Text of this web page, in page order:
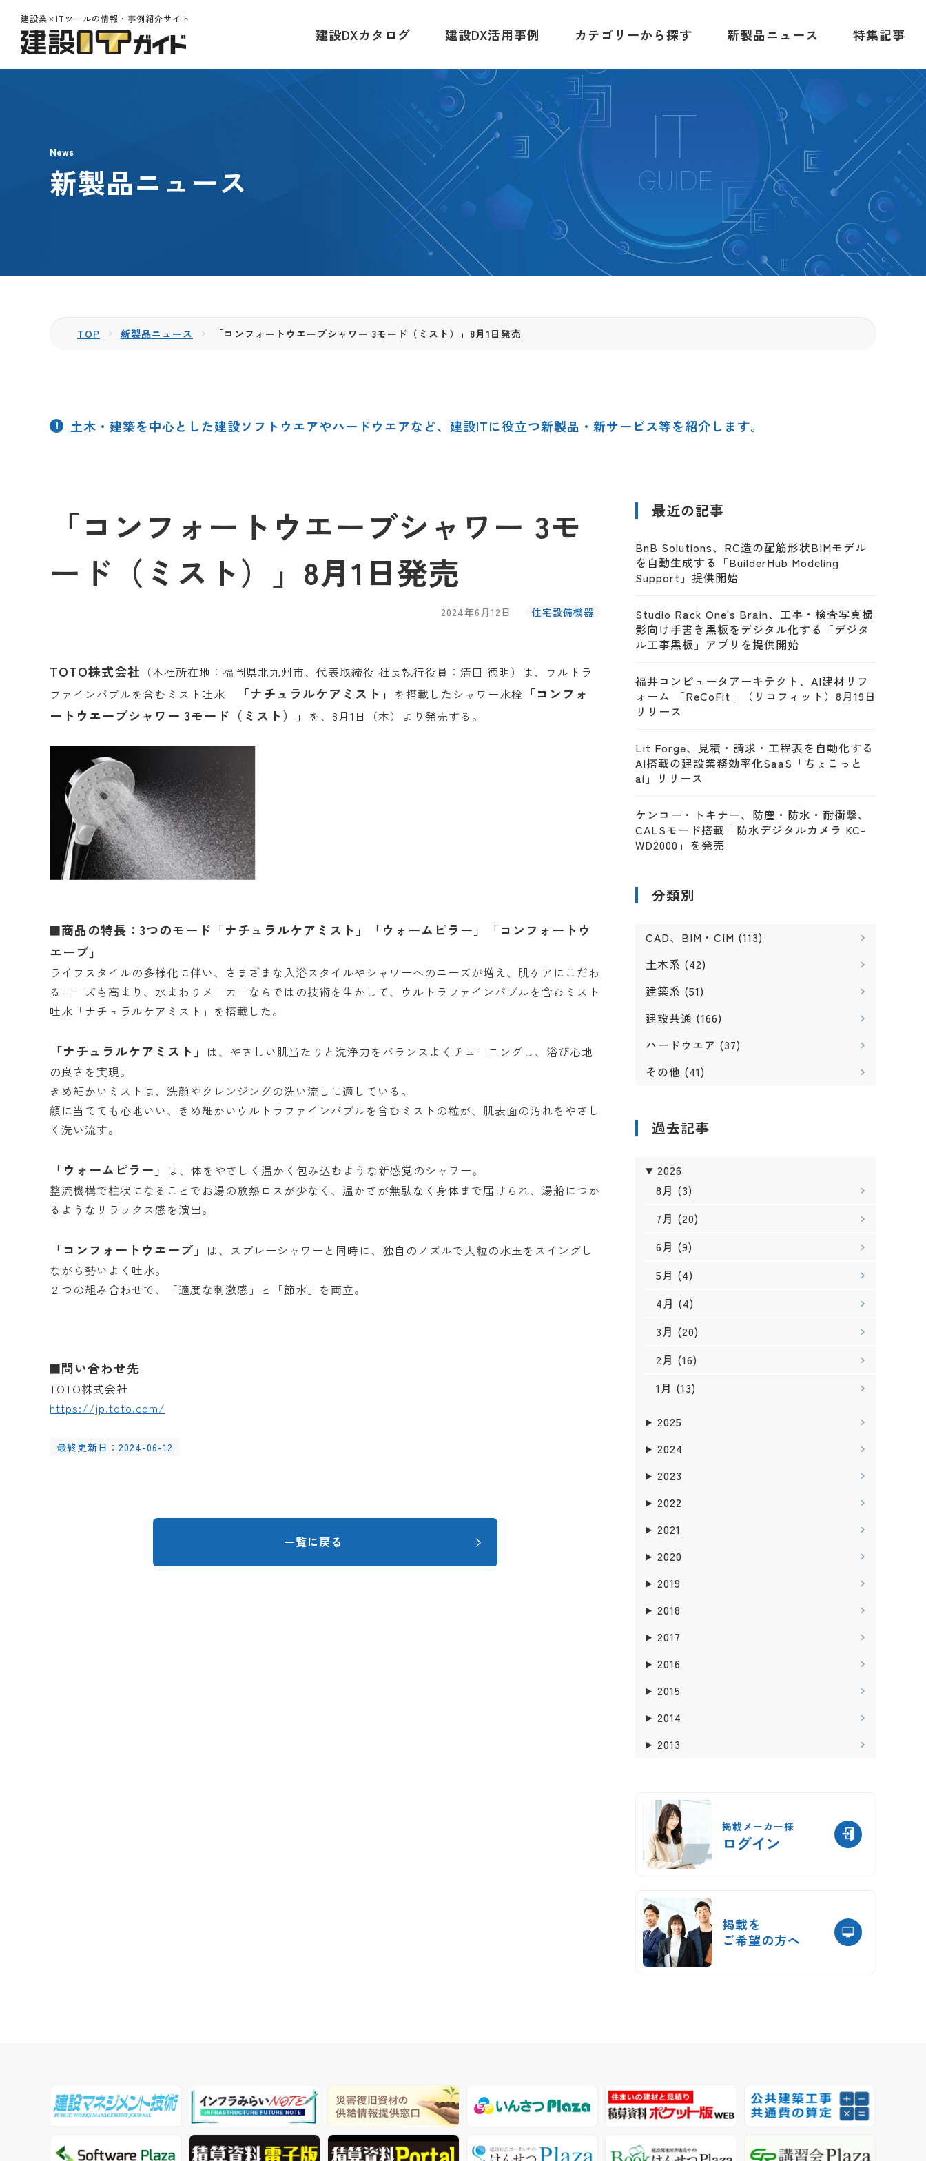
建設業×ITツールの情報・事例紹介サイト
建設DXカタログ 建設DX活用事例 カテゴリーから探す 新製品ニュース 特集記事
News
新製品ニュース
TOP 新製品ニュース 「コンフォートウエーブシャワー 3モード（ミスト）」8月1日発売
土木・建築を中心とした建設ソフトウエアやハードウエアなど、建設ITに役立つ新製品・新サービス等を紹介します。
「コンフォートウエーブシャワー 3モ
ード（ミスト）」8月1日発売
2024年6月12日 住宅設備機器
TOTO株式会社 （本社所在地：福岡県北九州市、代表取締役 社長執行役員：清田 徳明）は、ウルトラ
ファインバブルを含むミスト吐水
「ナチュラルケアミスト」 を搭載したシャワー水栓 「コンフォ
ートウエーブシャワー 3モード（ミスト）」 を、8月1日（木）より発売する。
■商品の特長：3つのモード「ナチュラルケアミスト」「ウォームピラー」「コンフォートウ
エーブ」
ライフスタイルの多様化に伴い、さまざまな入浴スタイルやシャワーへのニーズが増え、肌ケアにこだわ
るニーズも高まり、水まわりメーカーならではの技術を生かして、ウルトラファインバブルを含むミスト
吐水「ナチュラルケアミスト」を搭載した。
「ナチュラルケアミスト」 は、やさしい肌当たりと洗浄力をバランスよくチューニングし、浴び心地
の良さを実現。
きめ細かいミストは、洗顔やクレンジングの洗い流しに適している。
顔に当てても心地いい、きめ細かいウルトラファインバブルを含むミストの粒が、肌表面の汚れをやさし
く洗い流す。
「ウォームピラー」 は、体をやさしく温かく包み込むような新感覚のシャワー。
整流機構で柱状になることでお湯の放熱ロスが少なく、温かさが無駄なく身体まで届けられ、湯船につか
るようなリラックス感を演出。
「コンフォートウエーブ」 は、スプレーシャワーと同時に、独自のノズルで大粒の水玉をスイングし
ながら勢いよく吐水。
２つの組み合わせで、「適度な刺激感」と「節水」を両立。
■問い合わせ先
TOTO株式会社
https://jp.toto.com/
最終更新日：2024-06-12
一覧に戻る
最近の記事
BnB Solutions、RC造の配筋形状BIMモデル
を自動生成する「BuilderHub Modeling
Support」提供開始
Studio Rack One's Brain、工事・検査写真撮
影向け手書き黒板をデジタル化する「デジタ
ル工事黒板」アプリを提供開始
福井コンピュータアーキテクト、AI建材リフ
ォーム 「ReCoFit」（リコフィット）8月19日
リリース
Lit Forge、見積・請求・工程表を自動化する
AI搭載の建設業務効率化SaaS「ちょこっと
ai」リリース
ケンコー・トキナー、防塵・防水・耐衝撃、
CALSモード搭載「防水デジタルカメラ KC-
WD2000」を発売
分類別
CAD、BIM・CIM (113)
土木系 (42)
建築系 (51)
建設共通 (166)
ハードウエア (37)
その他 (41)
過去記事
2026
8月 (3)
7月 (20)
6月 (9)
5月 (4)
4月 (4)
3月 (20)
2月 (16)
1月 (13)
2025
2024
2023
2022
2021
2020
2019
2018
2017
2016
2015
2014
2013
掲載メーカー様
ログイン
掲載を
ご希望の方へ